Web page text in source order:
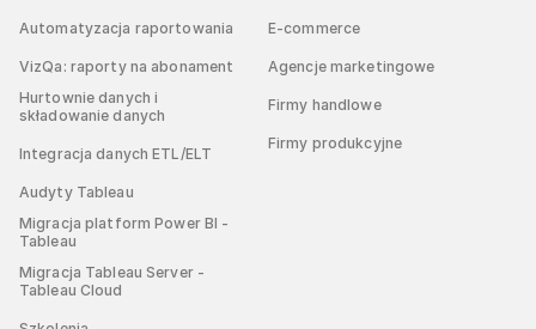
Automatyzacja raportowania
VizQa: raporty na abonament
Hurtownie danych i
składowanie danych
Integracja danych ETL/ELT
Audyty Tableau
Migracja platform Power BI -
Tableau
Migracja Tableau Server -
Tableau Cloud
E-commerce
Agencje marketingowe
Firmy handlowe
Firmy produkcyjne